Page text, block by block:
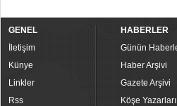
GENEL
İletişim
Künye
Linkler
Rss
HABERLER
Günün
Haber Arşivi
Gazete Arşivi
Köşe Yazarları